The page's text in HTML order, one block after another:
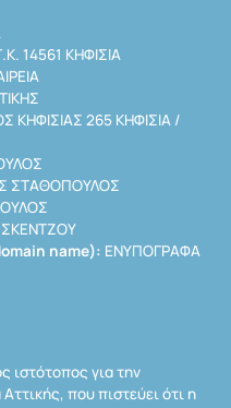
14561 ΚΗΦΙΣΙΑ
ΚΗΦΙΣΙΑΣ 265 ΚΗΦΙΣΙΑ /
ΣΤΑΘΟΠΟΥΛΟΣ
name): ΕΝΥΠΟΓΡΑΦΑ
ιστότοπος για την
που πιστεύει ότι η